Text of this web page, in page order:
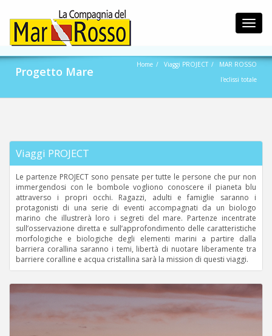
Progetto Mare Home Viaggi PROJECT
MAR ROSSO
l'eclissi totale
Viaggi PROJECT
Le partenze PROJECT sono pensate per tutte le persone che pur non
immergendosi con le bombole vogliono conoscere il pianeta blu
attraverso i propri occhi. Ragazzi, adulti e famiglie saranno i
protagonisti di una serie di eventi accompagnati da un biologo
marino che illustrerà loro i segreti del mare. Partenze incentrate
sull’osservazione diretta e sull’approfondimento delle caratteristiche
morfologiche e biologiche degli elementi marini a partire dalla
barriera corallina saranno i temi, libertà di nuotare liberamente tra
barriere coralline e acqua cristallina sarà la mission di questi viaggi.